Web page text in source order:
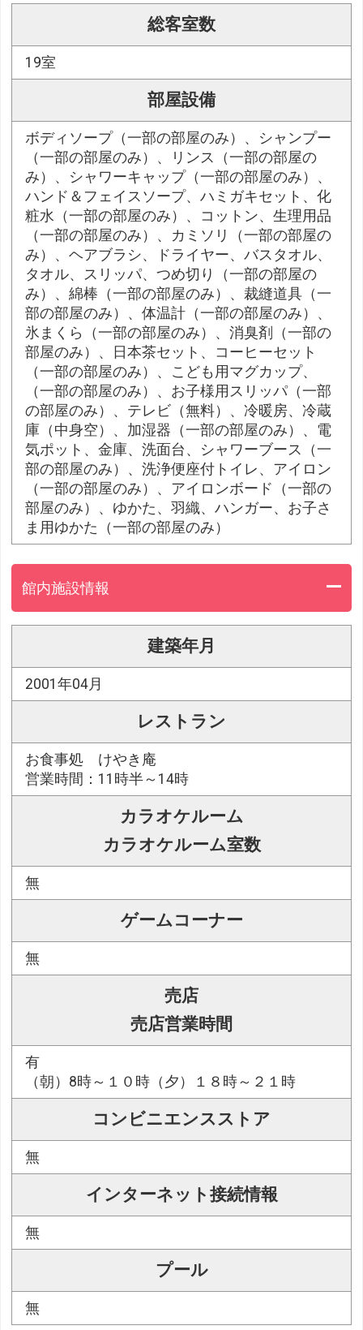
総客室数
19室
部屋設備
ボディソープ（一部の部屋のみ）、シャンプー
（一部の部屋のみ）、リンス（一部の部屋の
み）、シャワーキャップ（一部の部屋のみ）、
ハンド＆フェイスソープ、ハミガキセット、化
粧水（一部の部屋のみ）、コットン、生理用品
（一部の部屋のみ）、カミソリ（一部の部屋の
み）、ヘアブラシ、ドライヤー、バスタオル、
タオル、スリッパ、つめ切り（一部の部屋の
み）、綿棒（一部の部屋のみ）、裁縫道具（一
部の部屋のみ）、体温計（一部の部屋のみ）、
氷まくら（一部の部屋のみ）、消臭剤（一部の
部屋のみ）、日本茶セット、コーヒーセット
（一部の部屋のみ）、こども用マグカップ、
（一部の部屋のみ）、お子様用スリッパ（一部
の部屋のみ）、テレビ（無料）、冷暖房、冷蔵
庫（中身空）、加湿器（一部の部屋のみ）、電
気ポット、金庫、洗面台、シャワーブース（一
部の部屋のみ）、洗浄便座付トイレ、アイロン
（一部の部屋のみ）、アイロンボード（一部の
部屋のみ）、ゆかた、羽織、ハンガー、お子さ
ま用ゆかた（一部の部屋のみ）
館内施設情報
建築年月
2001年04月
レストラン
お食事処 けやき庵
営業時間：11時半～14時
カラオケルーム
カラオケルーム室数
無
ゲームコーナー
無
売店
売店営業時間
有
（朝）8時～１０時（夕）１８時～２１時
コンビニエンスストア
無
インターネット接続情報
無
プール
無